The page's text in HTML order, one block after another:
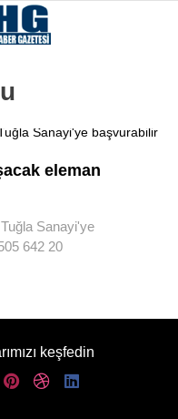
18.2
VİDEO
eleman
Sanayi'ye
642 20
keşfedin